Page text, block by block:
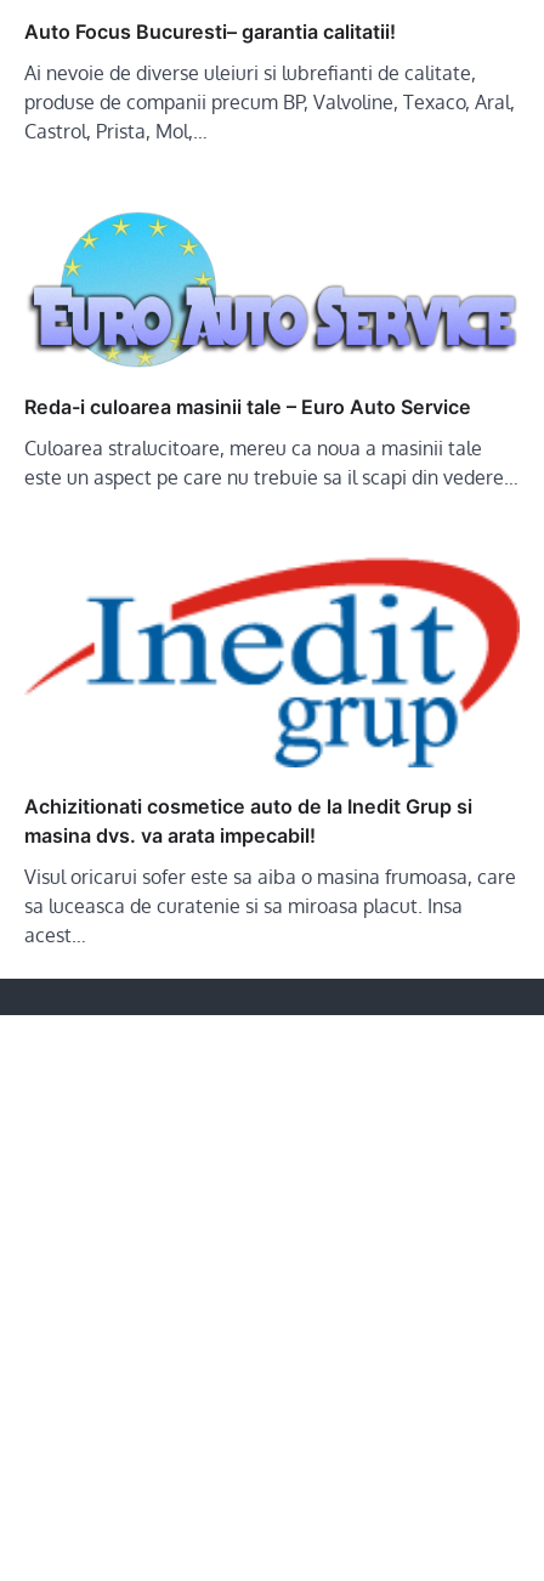
Auto Focus Bucuresti– garantia calitatii!
Ai nevoie de diverse uleiuri si lubrefianti de calitate,
produse de companii precum BP, Valvoline, Texaco, Aral,
Castrol, Prista, Mol,…
Reda-i culoarea masinii tale – Euro Auto Service
Culoarea stralucitoare, mereu ca noua a masinii tale
este un aspect pe care nu trebuie sa il scapi din vedere…
Achizitionati cosmetice auto de la Inedit Grup si
masina dvs. va arata impecabil!
Visul oricarui sofer este sa aiba o masina frumoasa, care
sa luceasca de curatenie si sa miroasa placut. Insa
acest…